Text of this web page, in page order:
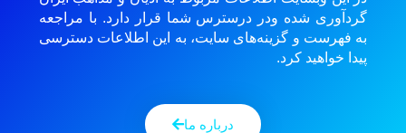
گردآوری شده ودر درسترس شما قرار دارد. با مراجعه
به فهرست و گزینه‌های سایت، به این اطلاعات دسترسی
پیدا خواهید کرد.
درباره ما